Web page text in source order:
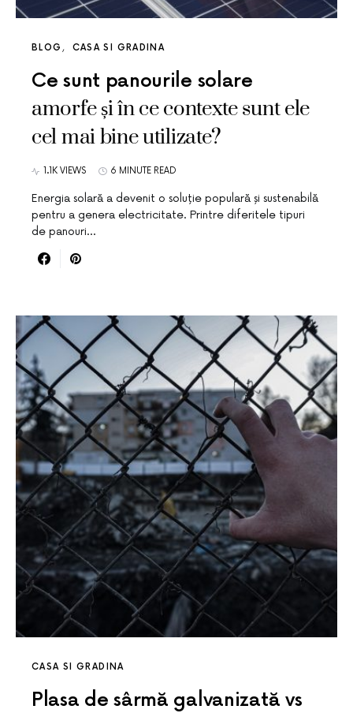
BLOG CASA SI GRADINA
Ce sunt panourile solare
amorfe și în ce contexte sunt ele
cel mai bine utilizate?
1.1K VIEWS 6 MINUTE READ
Energia solară a devenit o soluție populară și sustenabilă
pentru a genera electricitate. Printre diferitele tipuri
de panouri…
CASA SI GRADINA
Plasa de sârmă galvanizată vs